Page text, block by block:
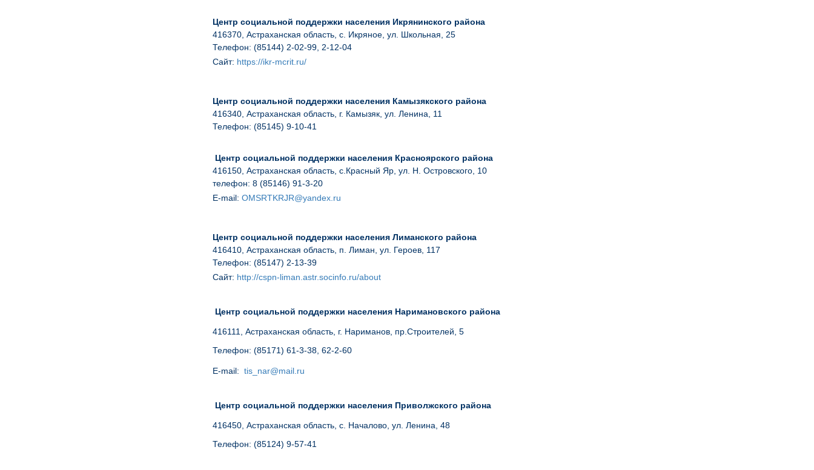
Центр социальной поддержки населения Икрянинского района
416370, Астраханская область, с. Икряное, ул. Школьная, 25
Телефон: (85144) 2-02-99, 2-12-04
Сайт: https://ikr-mcrit ru/
Центр социальной поддержки населения Камызякского района
416340, Астраханская область, г. Камызяк, ул. Ленина, 11
Телефон: (85145) 9-10-41
Центр социальной поддержки населения Красноярского района
416150, Астраханская область, с.Красный Яр, ул. Н. Островского, 10
телефон: 8 (85146) 91-3-20
E-mail: OMSRTKRJR@yandex.ru
Центр социальной поддержки населения Лиманского района
416410, Астраханская область, п. Лиман, ул. Героев, 117
Телефон: (85147) 2-13-39
Сайт: http://cspn-liman.astr.socinfo.ru/about
Центр социальной поддержки населения Наримановского района
416111, Астраханская область, г. Нариманов, пр.Строителей, 5
Телефон: (85171) 61-3-38 , 62-2-60
E-mail: tis_nar@mail.ru
Центр социальной поддержки населения Приволжского района
416450, Астраханская область, с. Началово, ул. Ленина, 48
Телефон: (85124) 9-57-41